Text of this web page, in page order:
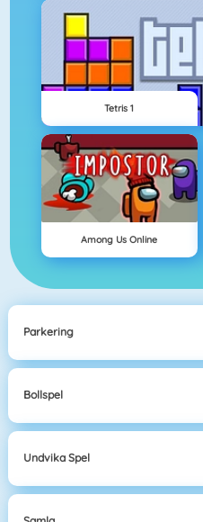
Tetris 1
Among Us Online
Parkering
Bollspel
Undvika Spel